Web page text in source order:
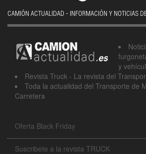
CAMIÓN ACTUALIDAD - INFORMACIÓN Y NOTICIAS
y
Revista Truck - La revista del
Toda la actualidad del Transporte de
Carretera
Oferta Black Friday
Suscribete a la revista TRUCK